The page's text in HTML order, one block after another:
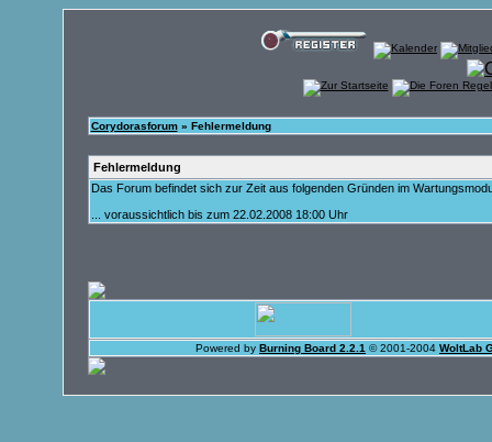
Corydorasforum» Fehlermeldung
Fehlermeldung
Das Forum befindet sich zur Zeit aus folgenden Gründen im
... voraussichtlich bis zum 22.02.2008 18:00 Uhr
Powered by Burning Board 2.2.1 © 2001-2004 WoltLab